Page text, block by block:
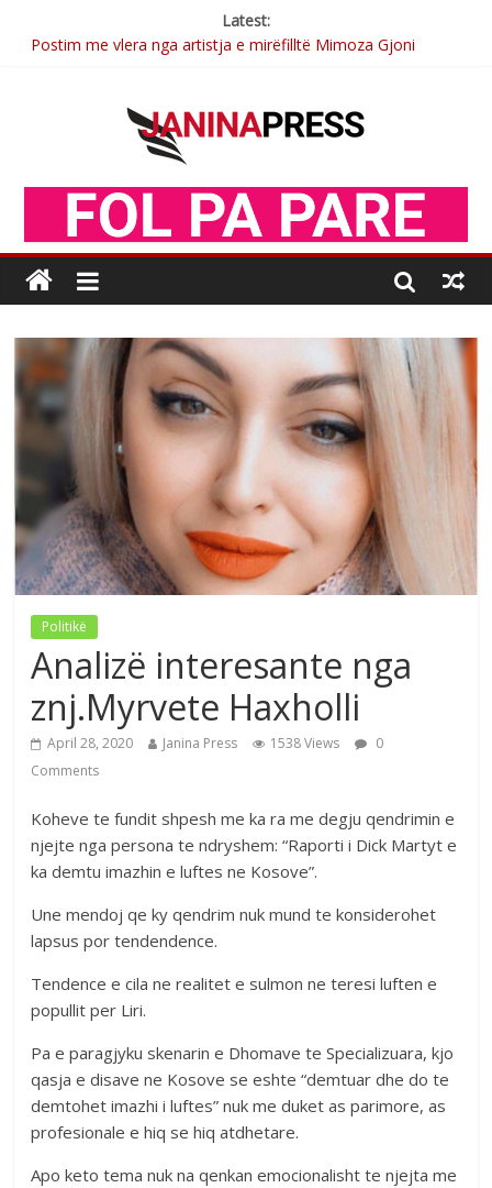
Latest:
Postim me vlera nga artistja e mirëfilltë Mimoza Gjoni
Brahim Çekaj njē veprimtar i respektuar i çeshtjës kombëtare
Sulm , pse të dua ty
Politikë
Analizë interesante nga
znj.Myrvete Haxholli
April 28, 2020 Janina Press 1538 Views
0
Comments
Koheve te fundit shpesh me ka ra me degju qendrimin e
njejte nga persona te ndryshem: “Raporti i Dick Martyt e
ka demtu imazhin e luftes ne Kosove”.
Une mendoj qe ky qendrim nuk mund te konsiderohet
lapsus por tendendence.
Tendence e cila ne realitet e sulmon ne teresi luften e
popullit per Liri.
Pa e paragjyku skenarin e Dhomave te Specializuara, kjo
qasja e disave ne Kosove se eshte “demtuar dhe do te
demtohet imazhi i luftes” nuk me duket as parimore, as
profesionale e hiq se hiq atdhetare.
Apo keto tema nuk na qenkan emocionalisht te njejta me